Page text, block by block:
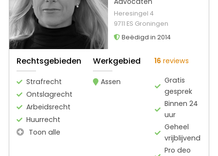
Heresingel 4
9711 ES Groningen
Beëdigd in 2014
Rechtsgebieden
Strafrecht
Ontslagrecht
Arbeidsrecht
Huurrecht
Toon alle
Werkgebied
Assen
16 reviews
Gratis
gesprek
Binnen 24
uur
Geheel
vrijblijvend
Pro deo